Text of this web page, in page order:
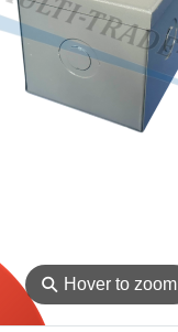
⚲ Hover to zoom